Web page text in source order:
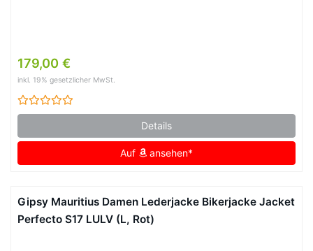
179,00 €
inkl. 19% gesetzlicher MwSt.
Details
Auf ansehen*
Gipsy Mauritius Damen Lederjacke Bikerjacke Jacket
Perfecto S17 LULV (L, Rot)